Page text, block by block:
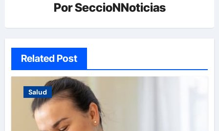
PorSeccioNNoticias
Related Post
Salud